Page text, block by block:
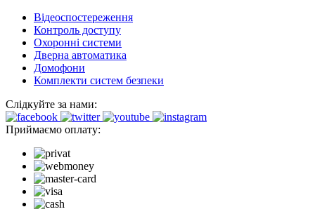
Відеоспостереження
Контроль доступу
Охоронні системи
Дверна автоматика
Домофони
Комплекти систем безпеки
Слідкуйте за нами:
Приймаємо оплату: